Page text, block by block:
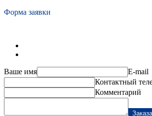
Форма заявки
Ваше имя
E-mail
Контактный
Комментарий